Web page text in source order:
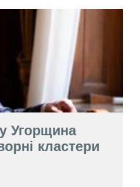
Угорщина
кластери